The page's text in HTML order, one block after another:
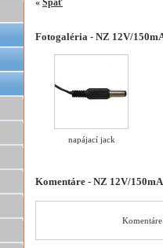
Fotogaléria - NZ 12V/
napájací jack
Komentáre - NZ 12V/